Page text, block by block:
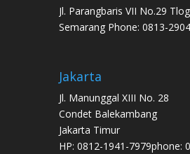
Jl. Parangbaris VII No.29
Semarang Phone: 0813-
Jakarta
Jl. Manunggal XIII No. 28
Condet Balekambang
Jakarta Timur
HP: 0812-1941-7979phone: